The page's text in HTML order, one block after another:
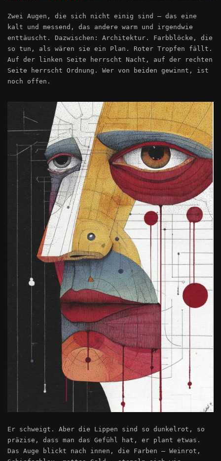
Zwei Augen, die sich nicht einig sind – das eine
kalt und messend, das andere warm und irgendwie
enttäuscht. Dazwischen: Architektur. Farbblöcke, die
so tun, als wären sie ein Plan. Roter Tropfen fällt.
Auf der linken Seite herrscht Nacht, auf der rechten
Seite herrscht Ordnung. Wer von beiden gewinnt, ist
noch offen.
Er schweigt. Aber die Lippen sind so dunkelrot, so
präzise, dass man das Gefühl hat, er plant etwas.
Das Auge blickt nach innen, die Farben – Weinrot,